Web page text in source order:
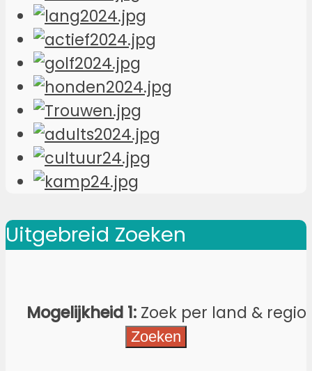
Uitgebreid Zoeken
Mogelijkheid 1: Zoek per land & regio